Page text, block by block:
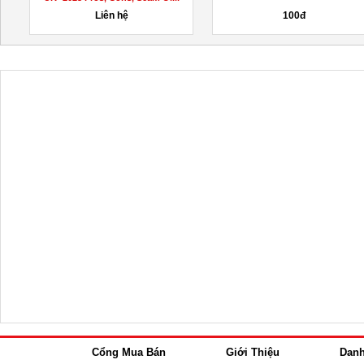
Liên hệ 100đ
Cổng Mua Bán Giới Thiệu